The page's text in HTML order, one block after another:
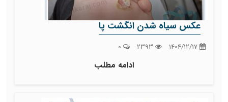
عکس سیاه شدن انگشت پا
ادامه مطلب